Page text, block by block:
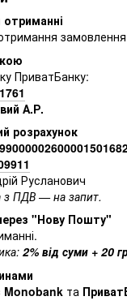
отриманні
ПриватБанку:
А.Р.
розрахунок
Русланович
з ПДВ — на запит.
"Нову Пошту"
2% від суми + 20
Monobank та